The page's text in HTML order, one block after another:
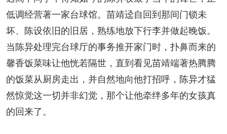
低调经营著一家台球馆。苗靖迳自回到那间门锁未
坏、陈设依旧的旧居，熟练地放下行李并做起晚饭。
当陈异处理完台球厅的事务推开家门时，扑鼻而来的
馨香饭菜味让他恍若隔世，直到看见苗靖端著热腾腾
的饭菜从厨房走出，并自然地向他打招呼，陈异才猛
然惊觉这一切并非幻觉，那个让他牵绊多年的女孩真
的回来了。